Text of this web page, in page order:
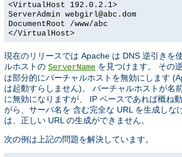
<VirtualHost 192.0.2.1>
ServerAdmin webgirl@abc.dom
DocumentRoot /www/abc
</VirtualHost>
現在のリリースでは Apache は DNS 逆引きを
ルホストの ServerName を見つけます。 その
は部分的にバーチャルホストを無効にします
は起動すらしません)。 バーチャルホストが名
に無効になりますが、 IP ベースであれば概ね
がら、サーバ名を 含む完全な URL を生成しな
は、正しい URL の生成ができません。
次の例は上記の問題を解決しています。